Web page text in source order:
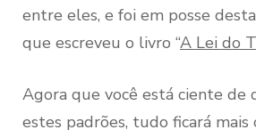
entre eles, e foi em posse
que escreveu o livro “A Lei do
Agora que você está ciente de
estes padrões, tudo ficará mais